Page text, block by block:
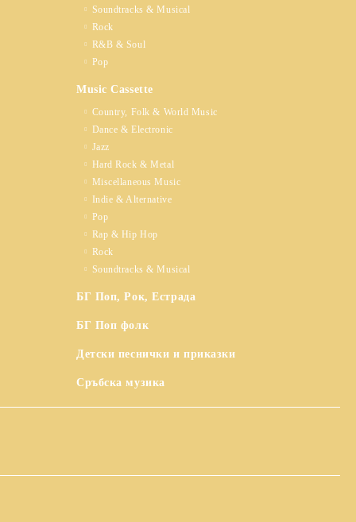
Soundtracks & Musical
Rock
R&B & Soul
Pop
Music Cassette
Country, Folk & World Music
Dance & Electronic
Jazz
Hard Rock & Metal
Miscellaneous Music
Indie & Alternative
Pop
Rap & Hip Hop
Rock
Soundtracks & Musical
БГ Поп, Рок, Естрада
БГ Поп фолк
Детски песнички и приказки
Сръбска музика